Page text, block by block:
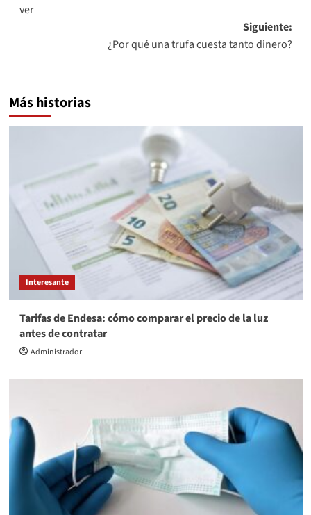
entradas
ver
Siguiente:
¿Por qué una trufa cuesta tanto dinero?
Más historias
Interesante
Tarifas de Endesa: cómo comparar el precio de la luz
antes de contratar
Administrador